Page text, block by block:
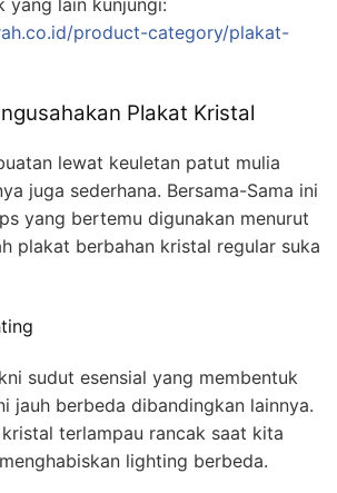
product-category/plakat-
Plakat Kristal
lewat keuletan patut mulia
juga sederhana. Bersama-Sama ini
yang bertemu digunakan menurut
plakat berbahan kristal regular suka
sudut esensial yang membentuk
jauh berbeda dibandingkan lainnya.
terlampau rancak saat kita
lighting berbeda.